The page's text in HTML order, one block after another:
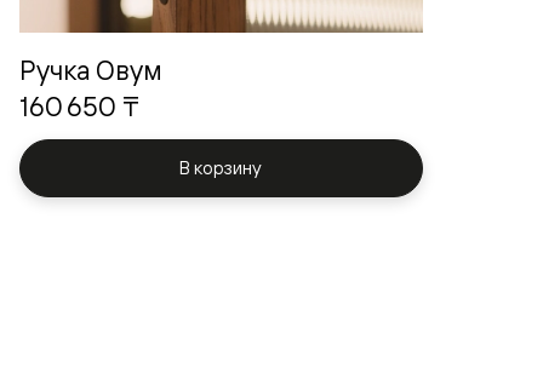
Ручка Овум
160 650 ₸
В корзину